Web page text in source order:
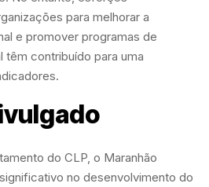
para melhorar a
e promover programas de
contribuído para uma
do CLP, o Maranhão
no desenvolvimento do